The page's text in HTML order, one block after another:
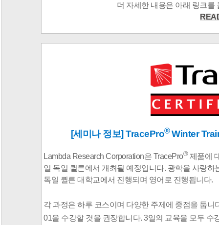
더 자세한 내용은 아래 링크를
[세미나 정보] TracePro®Winter
Lambda Research Corporation은 TracePro®제품에
일 독일 퀼른에서 개최될 예정입니다. 광학을 사랑
독일 퀼른 대학교에서 진행되며 영어로 진행됩니다.
각 과정은 하루 코스이며 다양한 주제에 중점을 둡
01을 수강할 것을 권장합니다. 3일의 교육을 모두 수